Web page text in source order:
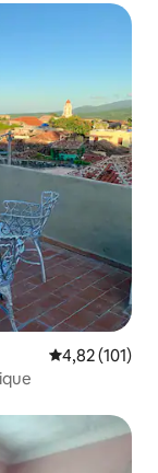
Évaluation
4,82 (101)